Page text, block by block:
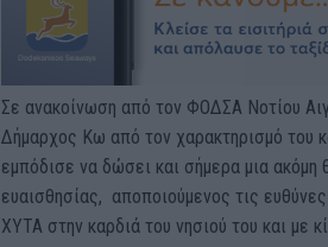
Σε ανακοίνωση από τον ΦΟΔΣΑ Νοτίου
Δήμαρχος Κω από τον χαρακτηρισμό του
εμπόδισε να δώσει και σήμερα μια ακόμη
ευαισθησίας, αποποιούμενος τις
ΧΥΤΑ στην καρδιά του νησιού του και με